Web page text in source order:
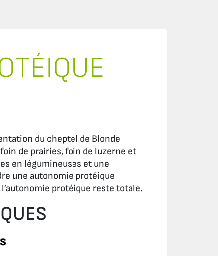
du cheptel de Blonde
de prairies, foin de luzerne et
en légumineuses et une
une autonomie protéique
protéique reste totale.